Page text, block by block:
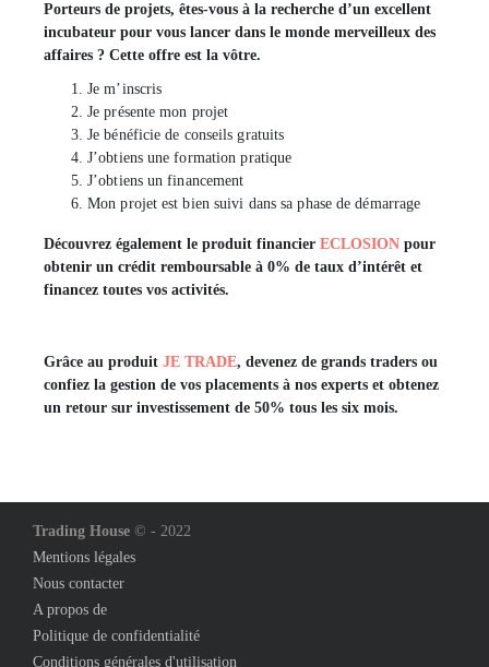
Porteurs de projets, êtes-vous à la recherche d’un excellent
incubateur pour vous lancer dans le monde merveilleux des
affaires ? Cette offre est la vôtre.
Je m’inscris
Je présente mon projet
Je bénéficie de conseils gratuits
J’obtiens une formation pratique
J’obtiens un financement
Mon projet est bien suivi dans sa phase de démarrage
Découvrez également le produit financier ECLOSION pour
obtenir un crédit remboursable à 0% de taux d’intérêt et
financez toutes vos activités.
Grâce au produit JE TRADE, devenez de grands traders ou
confiez la gestion de vos placements à nos experts et obtenez
un retour sur investissement de 50% tous les six mois.
Trading House © - 2022
Mentions légales
Nous contacter
A propos de
Politique de confidentialité
Conditions générales d'utilisation